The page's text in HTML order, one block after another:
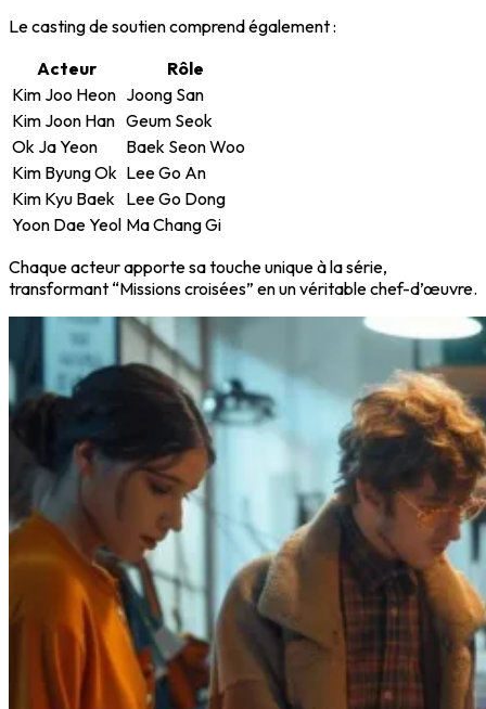
Le casting de soutien comprend également :
Acteur
Rôle
Kim Joo Heon Joong San
Kim Joon Han Geum Seok
Ok Ja Yeon
Baek Seon Woo
Kim Byung Ok Lee Go An
Kim Kyu Baek Lee Go Dong
Yoon Dae Yeol Ma Chang Gi
Chaque acteur apporte sa touche unique à la série,
transformant “Missions croisées” en un véritable chef-d’œuvre.